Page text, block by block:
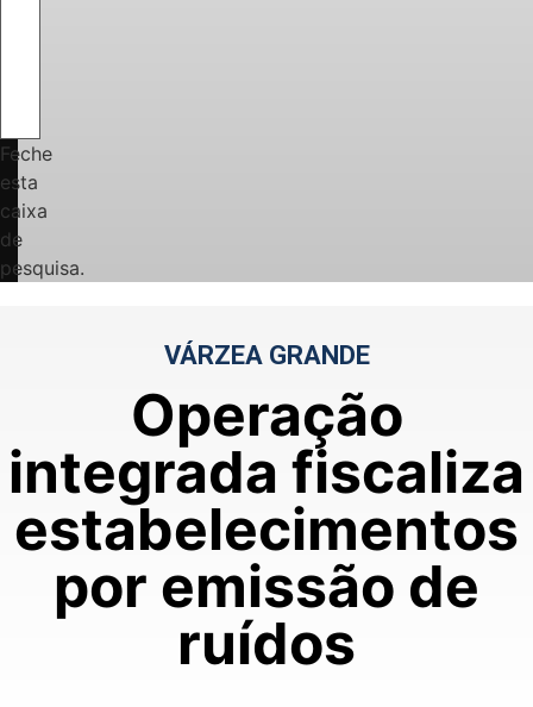
Feche
esta
caixa
de
pesquisa.
VÁRZEA GRANDE
Operação
integrada fiscaliza
estabelecimentos
por emissão de
ruídos